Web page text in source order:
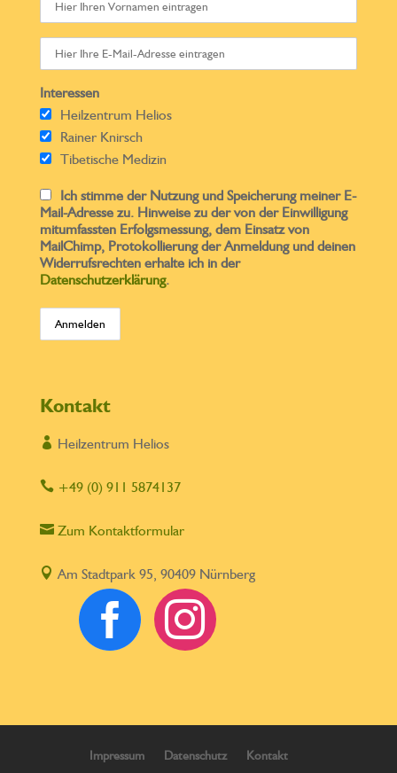
Interessen
Heilzentrum Helios
Rainer Knirsch
Tibetische Medizin
Ich stimme der Nutzung und Speicherung meiner E-
Mail-Adresse zu. Hinweise zu der von der Einwilligung
mitumfassten Erfolgsmessung, dem Einsatz von
MailChimp, Protokollierung der Anmeldung und deinen
Widerrufsrechten erhalte ich in der
Datenschutzerklärung.
Kontakt
 Heilzentrum Helios
+49 (0) 911 5874137
Zum Kontaktformular
 Am Stadtpark 95, 90409 Nürnberg
 
Impressum Datenschutz Kontakt